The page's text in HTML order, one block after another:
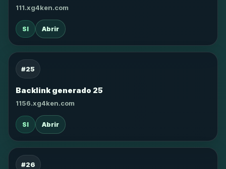
111.xg4ken.com
SI Abrir
#25
Backlink generado 25
1156.xg4ken.com
SI Abrir
#26